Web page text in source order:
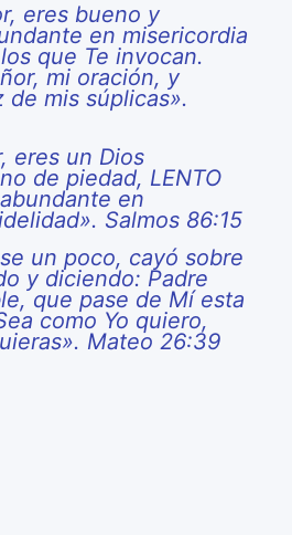
eres bueno y
en misericordia
que Te invocan.
mi oración, y
mis súplicas».
eres un Dios
de piedad, LENTO
en
Salmos 86:15
un poco, cayó sobre
y diciendo: Padre
que pase de Mí esta
como Yo quiero,
Mateo 26:39